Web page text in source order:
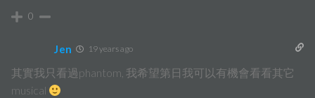
0
Jen 19 years ago
其實我只看過phantom, 我希望第日我可以有機會看看其它
musical